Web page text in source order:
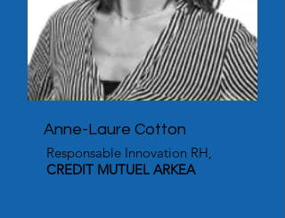
Anne-Laure Cotton
Responsable Innovation RH,
CREDIT MUTUEL ARKEA